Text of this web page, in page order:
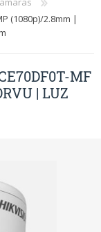
(1080p)/2.8mm |
MF
| LUZ